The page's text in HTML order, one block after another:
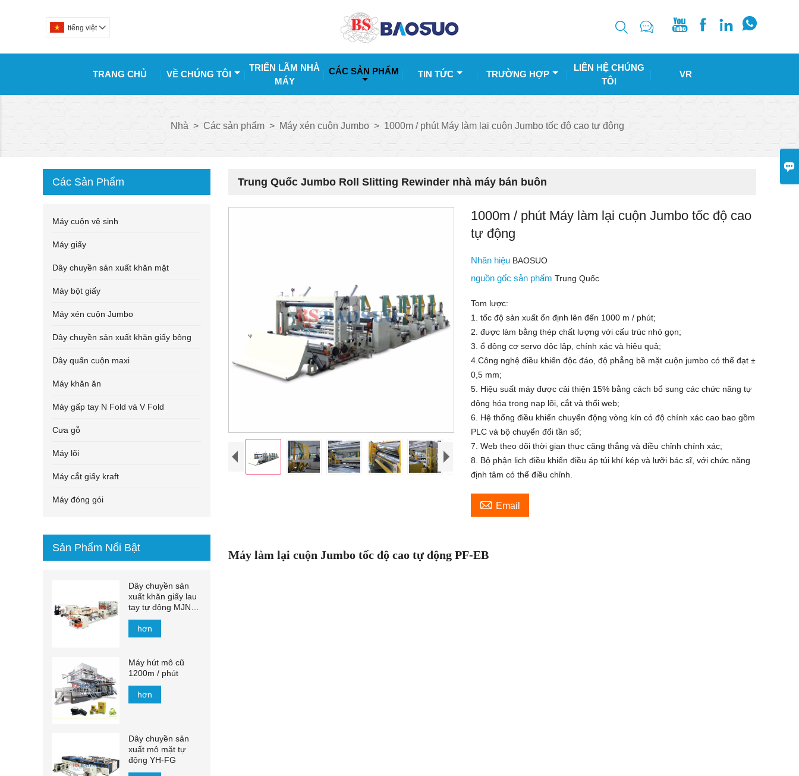

tiếng việt       
TRANG CHỦ VỀ CHÚNG TÔI
TRIỂN LÃM NHÀ
MÁY
CÁC SẢN PHẨM TIN TỨC TRƯỜNG HỢP
LIÊN HỆ CHÚNG
TÔI
VR
Nhà > Các sản phẩm > Máy xén cuộn Jumbo > 1000m / phút Máy làm lại cuộn Jumbo tốc độ cao tự động
Trung Quốc Jumbo Roll Slitting Rewinder nhà máy bán buôn
1000m / phút Máy làm lại cuộn Jumbo tốc độ cao
tự động
Nhãn hiệu BAOSUO
nguồn gốc sản phẩmTrung Quốc
Tom lược:
1. tốc độ sản xuất ổn định lên đến 1000 m / phút;
2. được làm bằng thép chất lượng với cấu trúc nhỏ gọn;
3. ổ động cơ servo độc lập, chính xác và hiệu quả;
4.Công nghệ điều khiển độc đáo, độ phẳng bề mặt cuộn jumbo có thể đạt ±
0,5 mm;
5. Hiệu suất máy được cải thiện 15% bằng cách bổ sung các chức năng tự
động hóa trong nạp lõi, cắt và thổi web;
6. Hệ thống điều khiển chuyển động vòng kín có độ chính xác cao bao gồm
PLC và bộ chuyển đổi tần số;
7. Web theo dõi thời gian thực căng thẳng và điều chỉnh chính xác;
8. Bộ phận lịch điều khiển điều áp túi khí kép và lưỡi bác sĩ, với chức năng
định tâm có thể điều chỉnh.
 Email
Máy làm lại cuộn Jumbo tốc độ cao tự động PF-EB
Các Sản Phẩm
Máy cuộn vệ sinh
Máy giấy
Dây chuyền sản xuất khăn mặt
Máy bột giấy
Máy xén cuộn Jumbo
Dây chuyền sản xuất khăn giấy bông
Dây quấn cuộn maxi
Máy khăn ăn
Máy gấp tay N Fold và V Fold
Cưa gỗ
Máy lõi
Máy cắt giấy kraft
Máy đóng gói
Sản Phẩm Nổi Bật
Dây chuyền sản
xuất khăn giấy lau
tay tự động MJN-
PL
hơn
Máy hút mô cũ
1200m / phút
hơn
Dây chuyền sản
xuất mô mặt tự
động YH-FG